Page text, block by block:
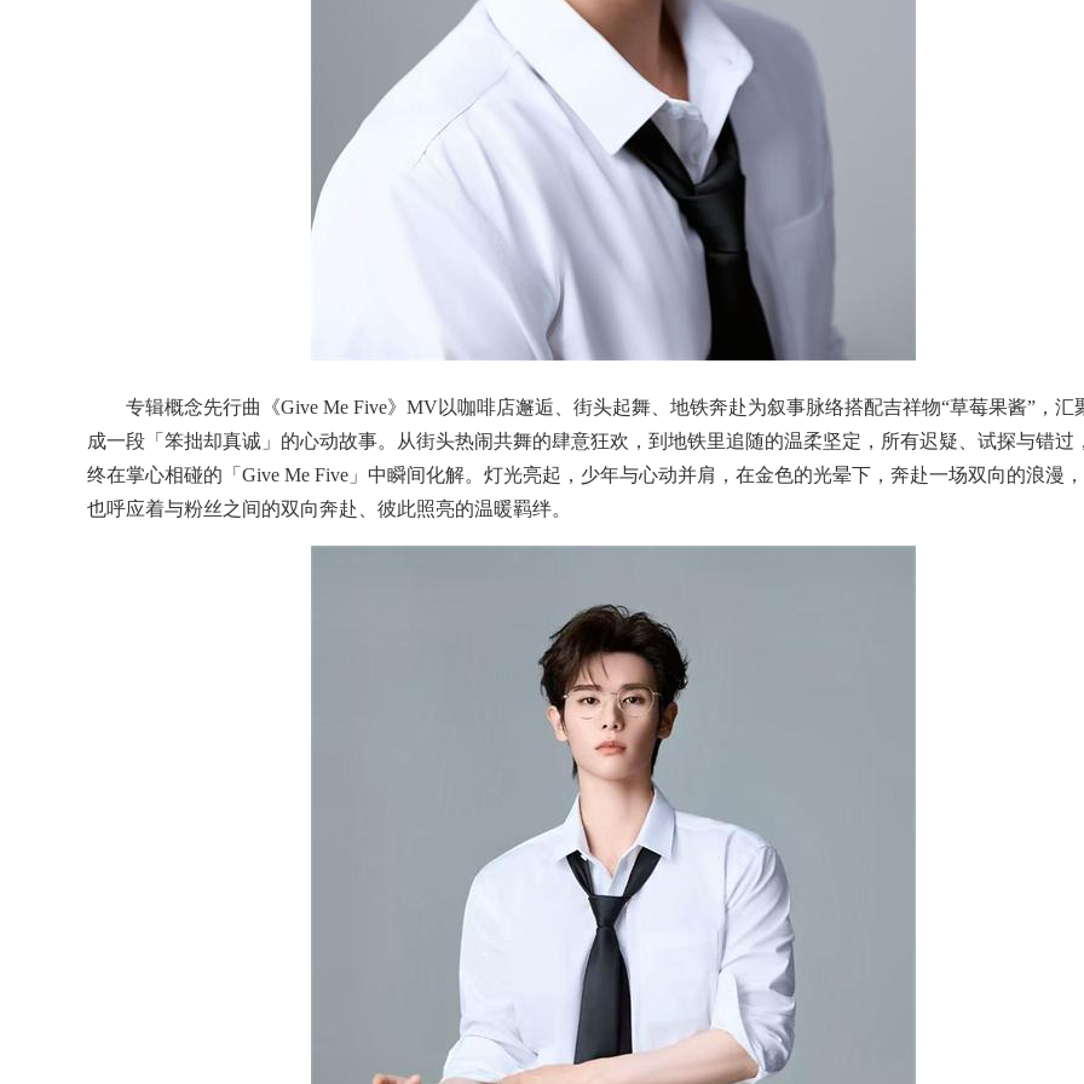
专辑概念先行曲《Give Me Five》MV以咖啡店邂逅、街头起舞、地铁奔赴为叙事脉络搭配吉祥物“草莓果酱”，汇
成一段「笨拙却真诚」的心动故事。从街头热闹共舞的肆意狂欢，到地铁里追随的温柔坚定，所有迟疑、试探与错过，
终在掌心相碰的「Give Me Five」中瞬间化解。灯光亮起，少年与心动并肩，在金色的光晕下，奔赴一场双向的浪漫，
也呼应着与粉丝之间的双向奔赴、彼此照亮的温暖羁绊。